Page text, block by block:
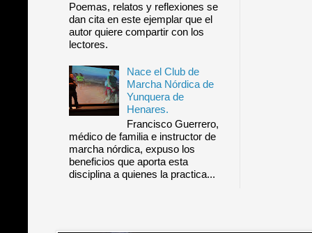
Poemas, relatos y reflexiones se
dan cita en este ejemplar que el
autor quiere compartir con los
lectores.
Nace el Club de
Marcha Nórdica de
Yunquera de
Henares.
Francisco Guerrero,
médico de familia e instructor de
marcha nórdica, expuso los
beneficios que aporta esta
disciplina a quienes la practica...